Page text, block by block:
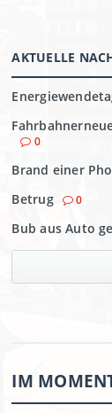
AKTUELLE
0
Brand einer
Betrug 0
Bub aus Auto
IM